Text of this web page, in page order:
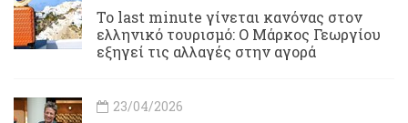
Το last minute γίνεται κανόνας στον
ελληνικό τουρισμό: Ο Μάρκος Γεωργίου
εξηγεί τις αλλαγές στην αγορά
23/04/2026